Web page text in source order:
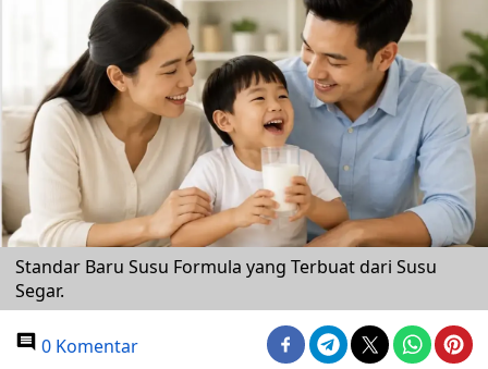
Standar Baru Susu Formula yang Terbuat dari Susu
Segar.
0 Komentar